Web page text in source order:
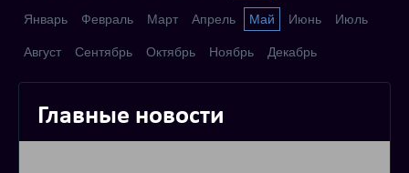
Январь Февраль Март Апрель Май Июнь Июль
Август Сентябрь Октябрь Ноябрь Декабрь
Главные новости